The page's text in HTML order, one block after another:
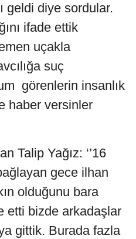
geldi diye sordular.
ifade ettik
uçakla
suç
görenlerin insanlık
haber versinler
Talip Yağız: ‘’16
gece ilhan
olduğunu bara
etti bizde arkadaşlar
gittik. Burada fazla